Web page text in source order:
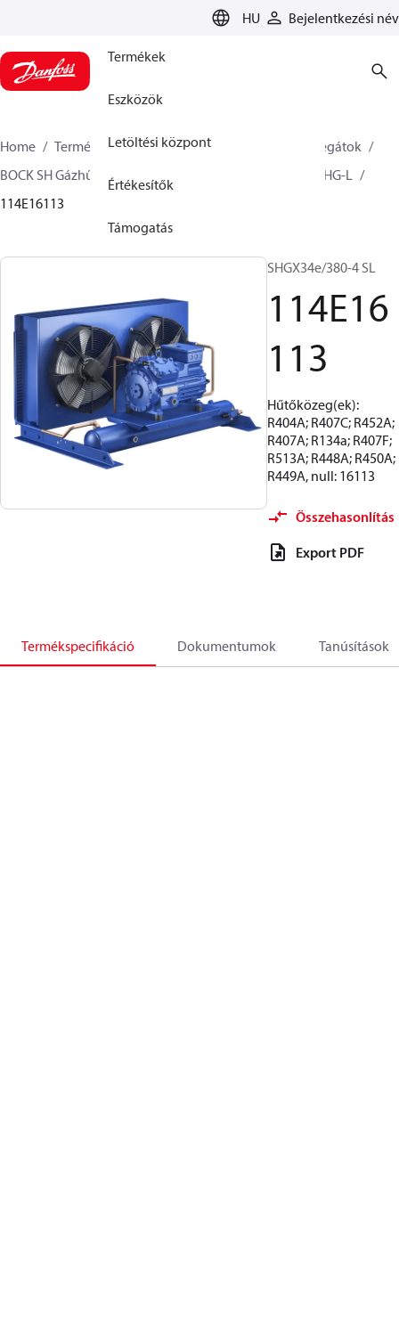
HU Bejelentkezési név
Termékek
Eszközök
Letöltési központ
Értékesítők
Támogatás
Home Termékek Climate Solutions Hűtés
Aggregátok
BOCK SH Gázhűtés - 1 fokozat
BOCK semi hermetic SHG-L
114E16113
SHGX34e/380-4 SL
114E16
113
Hűtőközeg(ek):
R404A; R407C; R452A;
R407A; R134a; R407F;
R513A; R448A; R450A;
R449A, null: 16113
Összehasonlítás
Export PDF
Termékspecifikáció Dokumentumok Tanúsítások